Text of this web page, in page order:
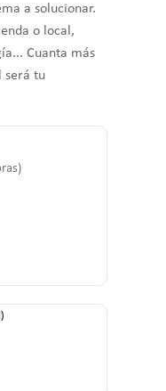
a solucionar.
o local,
Cuanta más
será tu